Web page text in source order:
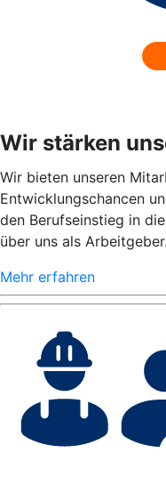
Wir stärken
Wir bieten unseren
Entwicklungschancen
den Berufseinstieg in
über uns als Arbeitgeber.
Mehr erfahren